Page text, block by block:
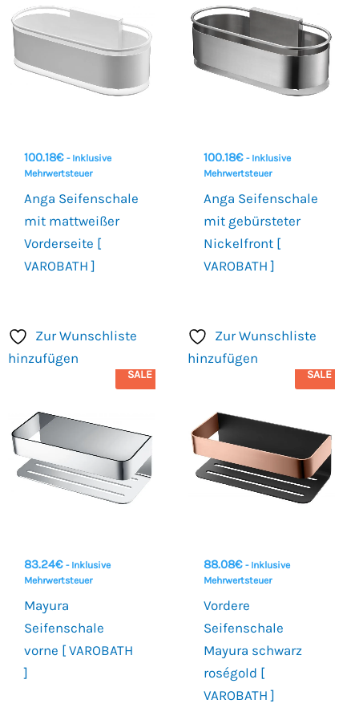
100.18€ - Inklusive
Mehrwertsteuer
Anga Seifenschale
mit mattweißer
Vorderseite [
VAROBATH ]
100.18€ - Inklusive
Mehrwertsteuer
Anga Seifenschale
mit gebürsteter
Nickelfront [
VAROBATH ]
Zur Wunschliste
hinzufügen
SALE
83.24€ - Inklusive
Mehrwertsteuer
Mayura
Seifenschale
vorne [ VAROBATH
]
Zur Wunschliste
hinzufügen
SALE
88.08€ - Inklusive
Mehrwertsteuer
Vordere
Seifenschale
Mayura schwarz
roségold [
VAROBATH ]